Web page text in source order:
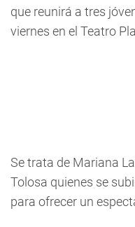
que reunirá a tres
viernes en el Teatro
Se trata de Mariana
Tolosa quienes se
para ofrecer un